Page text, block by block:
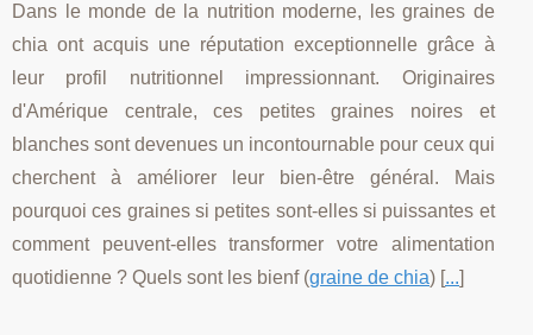
Dans le monde de la nutrition moderne, les graines de
chia ont acquis une réputation exceptionnelle grâce à
leur profil nutritionnel impressionnant. Originaires
d'Amérique centrale, ces petites graines noires et
blanches sont devenues un incontournable pour ceux qui
cherchent à améliorer leur bien-être général. Mais
pourquoi ces graines si petites sont-elles si puissantes et
comment peuvent-elles transformer votre alimentation
quotidienne ? Quels sont les bienf (graine de chia) [...]